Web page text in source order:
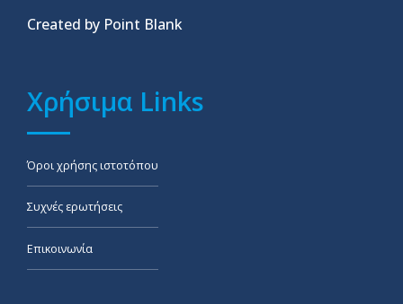
Created by Point Blank
Χρήσιμα Links
Όροι χρήσης ιστοτόπου
Συχνές ερωτήσεις
Επικοινωνία